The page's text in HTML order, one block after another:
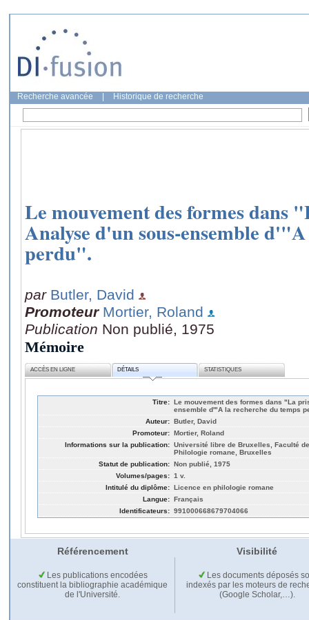
Recherche avancée Historique de recherche
Le mouvement des formes dans
Analyse d'un sous-ensemble
perdu".
par Butler, David
Promoteur Mortier, Roland
Publication Non publié, 1975
Mémoire
ACCÈS EN LIGNE DÉTAILS STATISTIQUES
Titre: Le mouvement des formes dans "La
ensemble d'"A la recherche du temps
Auteur: Butler, David
Promoteur: Mortier, Roland
Informations sur la publication: Université libre de Bruxelles, Faculté
Philologie romane, Bruxelles
Statut de publication: Non publié, 1975
Volumes/pages: 1 v.
Intitulé du diplôme: Licence en philologie romane
Langue: Français
Identificateurs: 991000668679704066
Référencement Visibilité
Les publications encodées
constituent la bibliographie académique
de l'Université.
Les documents déposés
indexés par les moteurs de
(Google Scholar,…).